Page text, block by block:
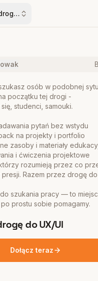
do UX/UI
osób w podobnej
początku tej drogi -
studenci, samouki.
pytań bez wstydu
na projekty i portfolio
zasoby i materiały
i ćwiczenia projektowe
rozumieją przez co
Razem przez drogę do
szukania pracy — to
prostu sobie pomagamy.
do UX/UI
Dołącz teraz